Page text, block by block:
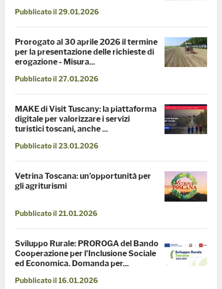
Pubblicato il 29.01.2026
Prorogato al 30 aprile 2026 il termine
per la presentazione delle richieste di
erogazione - Misura...
Pubblicato il 27.01.2026
MAKE di Visit Tuscany: la piattaforma
digitale per valorizzare i servizi
turistici toscani, anche ...
Pubblicato il 23.01.2026
Vetrina Toscana: un’opportunità per
gli agriturismi
Pubblicato il 21.01.2026
Sviluppo Rurale: PROROGA del Bando
Cooperazione per l’Inclusione Sociale
ed Economica. Domanda per...
Pubblicato il 16.01.2026